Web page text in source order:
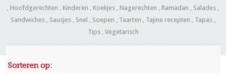
, Hoofdgerechten , Kinderen , Koekjes , Nagerechten , Ramadan , Salades ,
Sandwiches , Sausjes , Snel , Soepen , Taarten , Tajine recepten , Tapas ,
Tips, Vegetarisch
Sorteren op: